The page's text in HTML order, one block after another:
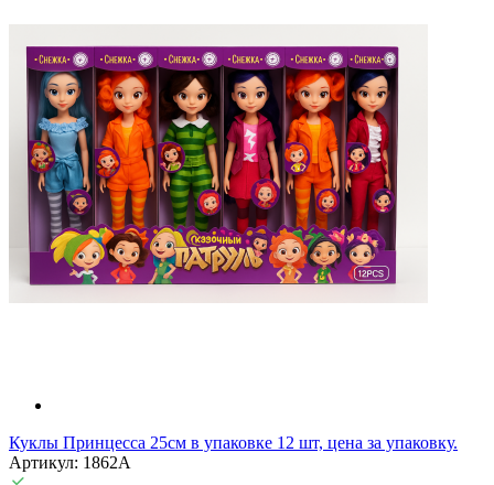
Куклы Принцесса 25см в упаковке 12 шт, цена за упаковку.
Артикул: 1862A